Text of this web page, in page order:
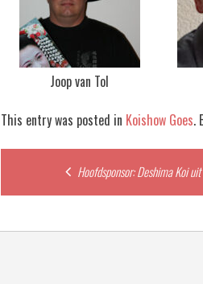
Joop van Tol
This entry was posted in Koishow Goes.
navigation
Hoofdsponsor: Deshima Koi